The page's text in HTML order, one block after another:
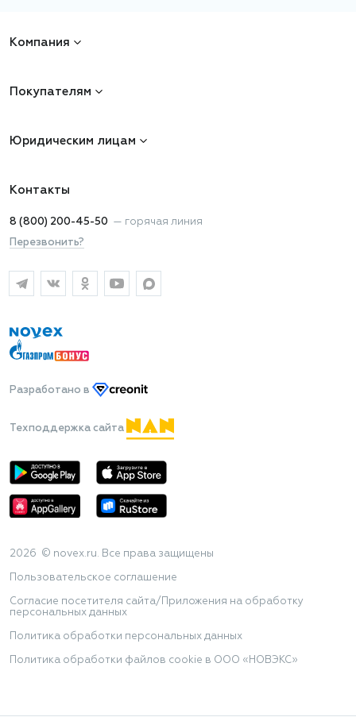
Компания
Покупателям
Юридическим лицам
Контакты
8 (800) 200-45-50 — горячая линия
Перезвонить?
Разработано в
Техподдержка сайта
2026 © novex.ru. Все права защищены
Пользовательское соглашение
Согласие посетителя сайта/Приложения на обработку
персональных данных
Политика обработки персональных данных
Политика обработки файлов cookie в ООО «НОВЭКС»